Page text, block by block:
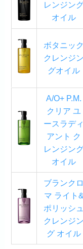
レンジン
オイル
ボタニック
クレンジン
グオイル
A/O+ P.M.
クリア ユ
ースラディ
アント ク
レンジン
オイル
ブランクロ
マ ライト&
ポリッシュ
クレンジン
グ オイル